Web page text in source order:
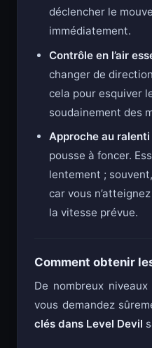
déclencher le
immédiatement.
Contrôle en l’air
changer de
cela pour esquiver
soudainement des
Approche au ralenti
pousse à foncer.
lentement ;
car vous
la vitesse prévue.
Comment obtenir
De nombreux
vous demandez
clés dans Level Devil